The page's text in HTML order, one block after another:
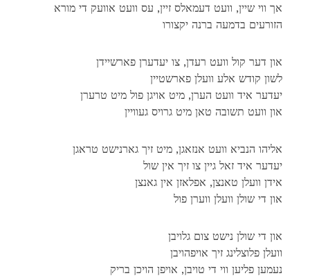
אך ווי שיין, וועט דעמאלס זיין, עס וועט אוועק די מורא
הזורעים בדמעה ברנה יקצורו
און דער קול וועט רעדן, צו יעדערן פארשיידן
לשון קודש אלע וועלן פארשטיין
יעדער איד וועט הערן, מיט אויגן פול מיט טרערן
און וועט תשובה טאן מיט גרויס געוויין
אליהו הנביא וועט אנזאגן, מיט זיך גארנישט טראגן
יעדער איד זאל גיין צו זיך אין שול
אידן וועלן טאנצן, אפלאזן אין גאנצן
און די שולן וועלן ווערן פול
און די שולן נישט צום גלויבן
וועלן פלוצלינג זיך אויפהויבן
נעמען פליען ווי די טויבן, אויפן הויכן בריק